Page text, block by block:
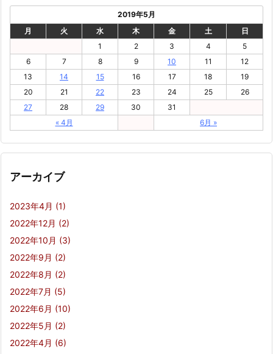
2019年5月
月
火 水 木 金 土 日
« 4月 6月 »
1 2 3 4
5
6
7 8 9 10 11
12
13
14 15 16 17 18
19
20
21 22 23 24 25
26
27
28 29 30 31
アーカイブ
2023年4月 (1)
2022年12月 (2)
2022年10月 (3)
2022年9月 (2)
2022年8月 (2)
2022年7月 (5)
2022年6月 (10)
2022年5月 (2)
2022年4月 (6)